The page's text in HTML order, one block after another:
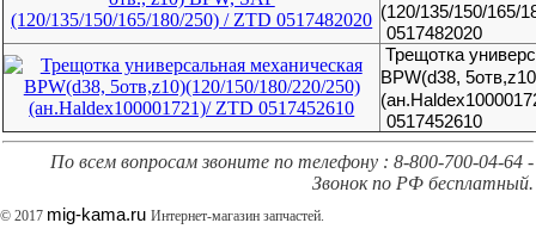
(120/135/150/165/
0517482020
Трещотка
BPW(d38,
0517452610
По всем вопросам звоните по телефону : 8-800-700-04-64 -
Звонок по РФ бесплатный.
© 2017 mig-kama.ru Интернет-магазин запчастей.